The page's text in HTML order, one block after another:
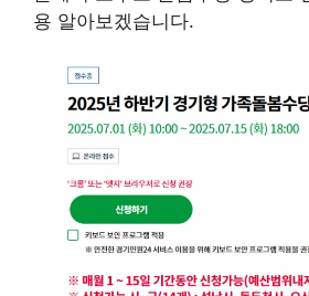
용 알아보겠습니다.